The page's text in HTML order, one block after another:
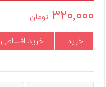
لیست
دوربین
۳۲۰,۰۰۰ تومان
خرید خرید اقساطی